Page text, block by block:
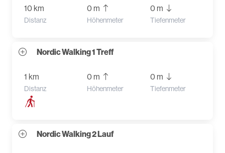
10 km
Distanz
0 m
Höhenmeter
0 m
Tiefenmeter
Nordic Walking 1 Treff
1 km
Distanz
0 m
Höhenmeter
0 m
Tiefenmeter
Nordic Walking 2 Lauf